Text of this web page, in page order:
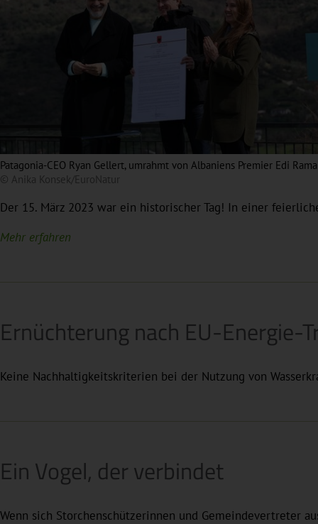
Patagonia-CEO Ryan Gellert, umrahmt von Albaniens Premier Edi
© Anika Konsek/EuroNatur
Der 15. März 2023 war ein historischer Tag! In einer
Mehr erfahren
Ernüchterung nach EU-Energie-
Keine Nachhaltigkeitskriterien bei der Nutzung von
Ein Vogel, der verbindet
Wenn sich Storchenschützerinnen und Gemeindevertreter